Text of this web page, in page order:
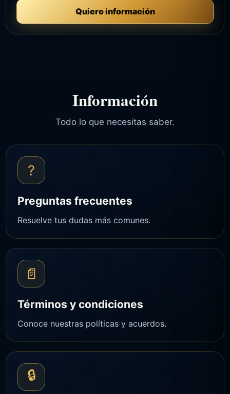
Quiero información
Información
Todo lo que necesitas saber.
?
Preguntas frecuentes
Resuelve tus dudas más comunes.
📄
Términos y condiciones
Conoce nuestras políticas y acuerdos.
🔒